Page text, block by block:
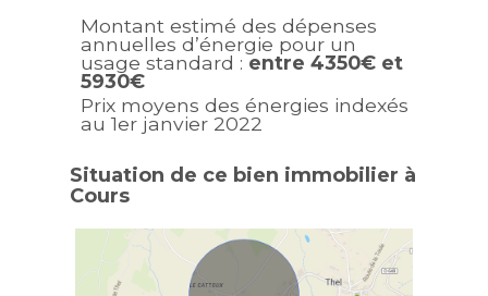
Montant estimé des dépenses
annuelles d’énergie pour un
usage standard : entre 4350€ et
5930€
Prix moyens des énergies indexés
au 1er janvier 2022
Situation de ce bien immobilier à
Cours